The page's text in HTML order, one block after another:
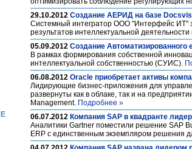
29.10.2012 Создание АЕРИД на базе
Системный интегратор ООО "Интерфейс ИТ"
результатов интеллектуальной
05.09.2012 Создание Автоматизированного
В рамках формирования собственной
интеллектуальной собственностью (СУИС).
06.08.2012 Oracle приобретает активы
Лидирующие бизнес-приложения для
развернуты как в облаке, так и на
Management. Подробнее »
06.07.2012 Компания SAP в квадранте
Аналитики Gartner поместили решение SAP
ERP с единственным экземпляром решения